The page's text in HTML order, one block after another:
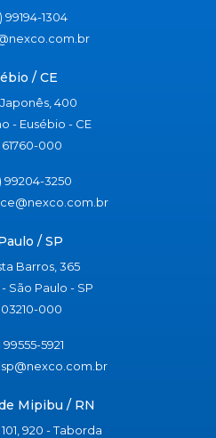
99194-1304
/ CE
400
- Eusébio - CE
61760-000
99204-3250
/ SP
Barros, 365
São Paulo - SP
03210-000
99555-5921
Mipibu / RN
920 - Taborda